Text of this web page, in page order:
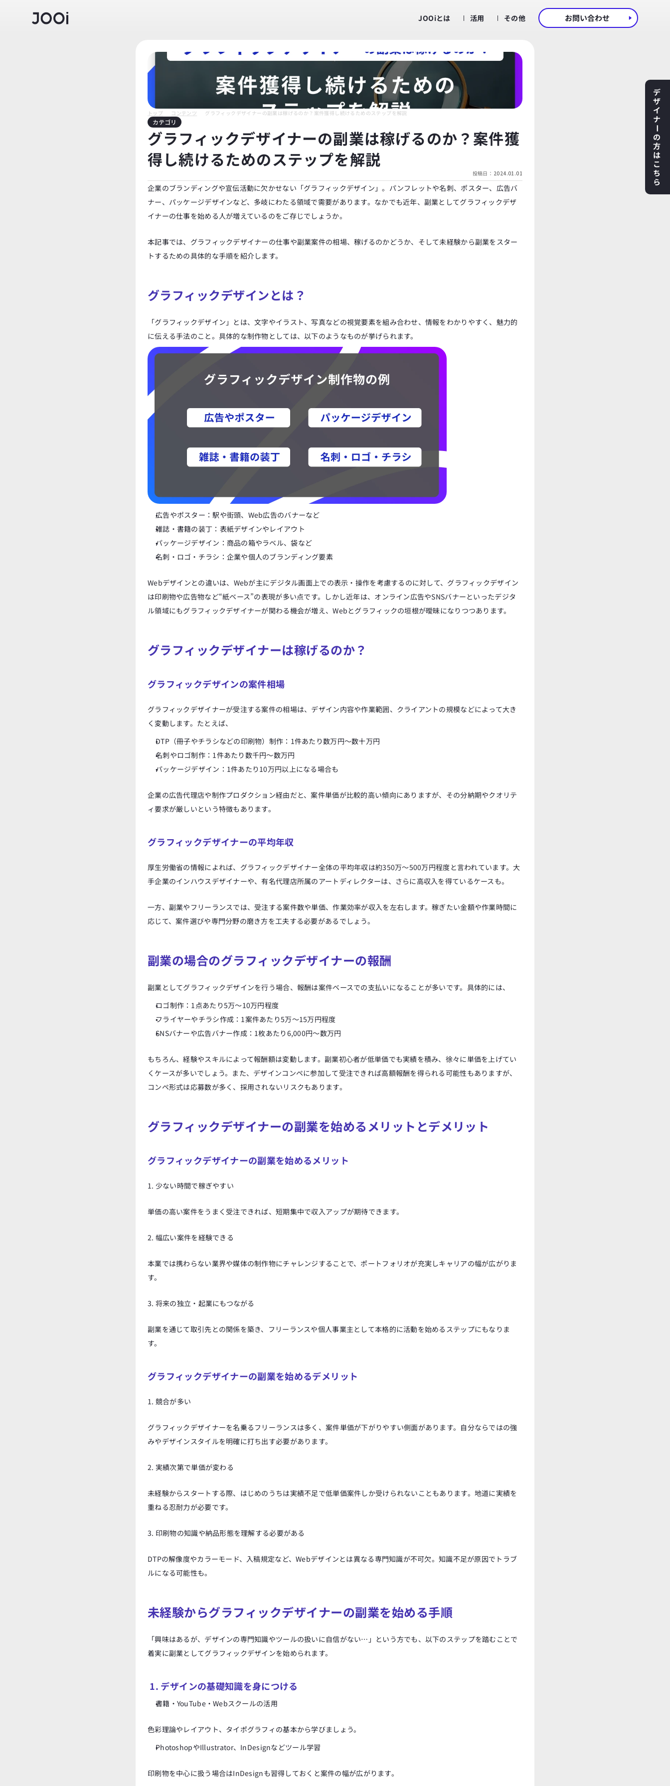
JOOiとは 活用 その他 お問い合わせ
トップ コンテンツ グラフィックデザイナーの副業は稼げるのか？案件獲得し続けるためのステップを解説
カテゴリ
グラフィックデザイナーの副業は稼げるのか？案件獲
得し続けるためのステップを解説
投稿日： 2024.01.01
企業のブランディングや宣伝活動に欠かせない「グラフィックデザイン」。パンフレットや名刺、ポスター、広告バ
ナー、パッケージデザインなど、多岐にわたる領域で需要があります。なかでも近年、副業としてグラフィックデザ
イナーの仕事を始める人が増えているのをご存じでしょうか。
本記事では、グラフィックデザイナーの仕事や副業案件の相場、稼げるのかどうか、そして未経験から副業をスター
トするための具体的な手順を紹介します。
グラフィックデザインとは？
「グラフィックデザイン」とは、文字やイラスト、写真などの視覚要素を組み合わせ、情報をわかりやすく、魅力的
に伝える手法のこと。具体的な制作物としては、以下のようなものが挙げられます。
広告やポスター：駅や街頭、Web広告のバナーなど
雑誌・書籍の装丁：表紙デザインやレイアウト
パッケージデザイン：商品の箱やラベル、袋など
名刺・ロゴ・チラシ：企業や個人のブランディング要素
Webデザインとの違いは、Webが主にデジタル画面上での表示・操作を考慮するのに対して、グラフィックデザイン
は印刷物や広告物など“紙ベース”の表現が多い点です。しかし近年は、オンライン広告やSNSバナーといったデジタ
ル領域にもグラフィックデザイナーが関わる機会が増え、Webとグラフィックの垣根が曖昧になりつつあります。
グラフィックデザイナーは稼げるのか？
グラフィックデザインの案件相場
グラフィックデザイナーが受注する案件の相場は、デザイン内容や作業範囲、クライアントの規模などによって大き
く変動します。たとえば、
DTP（冊子やチラシなどの印刷物）制作：1件あたり数万円～数十万円
名刺やロゴ制作：1件あたり数千円～数万円
パッケージデザイン：1件あたり10万円以上になる場合も
企業の広告代理店や制作プロダクション経由だと、案件単価が比較的高い傾向にありますが、その分納期やクオリテ
ィ要求が厳しいという特徴もあります。
グラフィックデザイナーの平均年収
厚生労働省の情報によれば、グラフィックデザイナー全体の平均年収は約350万～500万円程度と言われています。大
手企業のインハウスデザイナーや、有名代理店所属のアートディレクターは、さらに高収入を得ているケースも。
一方、副業やフリーランスでは、受注する案件数や単価、作業効率が収入を左右します。稼ぎたい金額や作業時間に
応じて、案件選びや専門分野の磨き方を工夫する必要があるでしょう。
副業の場合のグラフィックデザイナーの報酬
副業としてグラフィックデザインを行う場合、報酬は案件ベースでの支払いになることが多いです。具体的には、
ロゴ制作：1点あたり5万～10万円程度
フライヤーやチラシ作成：1案件あたり5万～15万円程度
SNSバナーや広告バナー作成：1枚あたり6,000円～数万円
もちろん、経験やスキルによって報酬額は変動します。副業初心者が低単価でも実績を積み、徐々に単価を上げてい
くケースが多いでしょう。また、デザインコンペに参加して受注できれば高額報酬を得られる可能性もありますが、
コンペ形式は応募数が多く、採用されないリスクもあります。
グラフィックデザイナーの副業を始めるメリットとデメリット
グラフィックデザイナーの副業を始めるメリット
1. 少ない時間で稼ぎやすい
単価の高い案件をうまく受注できれば、短期集中で収入アップが期待できます。
2. 幅広い案件を経験できる
本業では携わらない業界や媒体の制作物にチャレンジすることで、ポートフォリオが充実しキャリアの幅が広がりま
す。
3. 将来の独立・起業にもつながる
副業を通じて取引先との関係を築き、フリーランスや個人事業主として本格的に活動を始めるステップにもなりま
す。
グラフィックデザイナーの副業を始めるデメリット
1. 競合が多い
グラフィックデザイナーを名乗るフリーランスは多く、案件単価が下がりやすい側面があります。自分ならではの強
みやデザインスタイルを明確に打ち出す必要があります。
2. 実績次第で単価が変わる
未経験からスタートする際、はじめのうちは実績不足で低単価案件しか受けられないこともあります。地道に実績を
重ねる忍耐力が必要です。
3. 印刷物の知識や納品形態を理解する必要がある
DTPの解像度やカラーモード、入稿規定など、Webデザインとは異なる専門知識が不可欠。知識不足が原因でトラブ
ルになる可能性も。
未経験からグラフィックデザイナーの副業を始める手順
「興味はあるが、デザインの専門知識やツールの扱いに自信がない…」という方でも、以下のステップを踏むことで
着実に副業としてグラフィックデザインを始められます。
1. デザインの基礎知識を身につける
書籍・YouTube・Webスクールの活用
色彩理論やレイアウト、タイポグラフィの基本から学びましょう。
PhotoshopやIllustrator、InDesignなどツール学習
印刷物を中心に扱う場合はInDesignも習得しておくと案件の幅が広がります。
デ
ザ
イ
ナ
の
方
は
こ
ち
ら